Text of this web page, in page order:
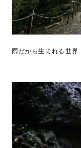
雨だから生まれる世界